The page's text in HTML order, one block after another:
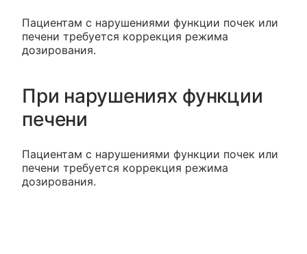
Пациентам с нарушениями функции почек или
печени требуется коррекция режима
дозирования.
При нарушениях функции
печени
Пациентам с нарушениями функции почек или
печени требуется коррекция режима
дозирования.